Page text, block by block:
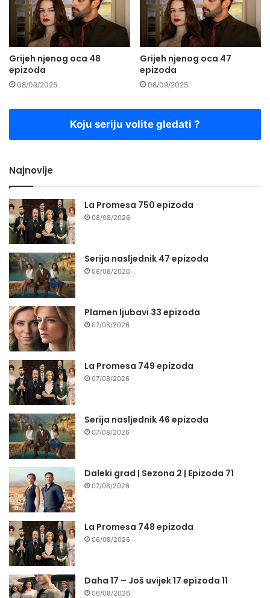
Grijeh njenog oca 48
epizoda
08/09/2025
Grijeh njenog oca 47
epizoda
08/09/2025
Koju seriju volite gledati ?
Najnovije
La Promesa 750 epizoda
08/08/2026
Serija nasljednik 47 epizoda
08/08/2026
Plamen ljubavi 33 epizoda
07/08/2026
La Promesa 749 epizoda
07/08/2026
Serija nasljednik 46 epizoda
07/08/2026
Daleki grad | Sezona 2 | Epizoda 71
07/08/2026
La Promesa 748 epizoda
06/08/2026
Daha 17 – Još uvijek 17 epizoda 11
06/08/2026